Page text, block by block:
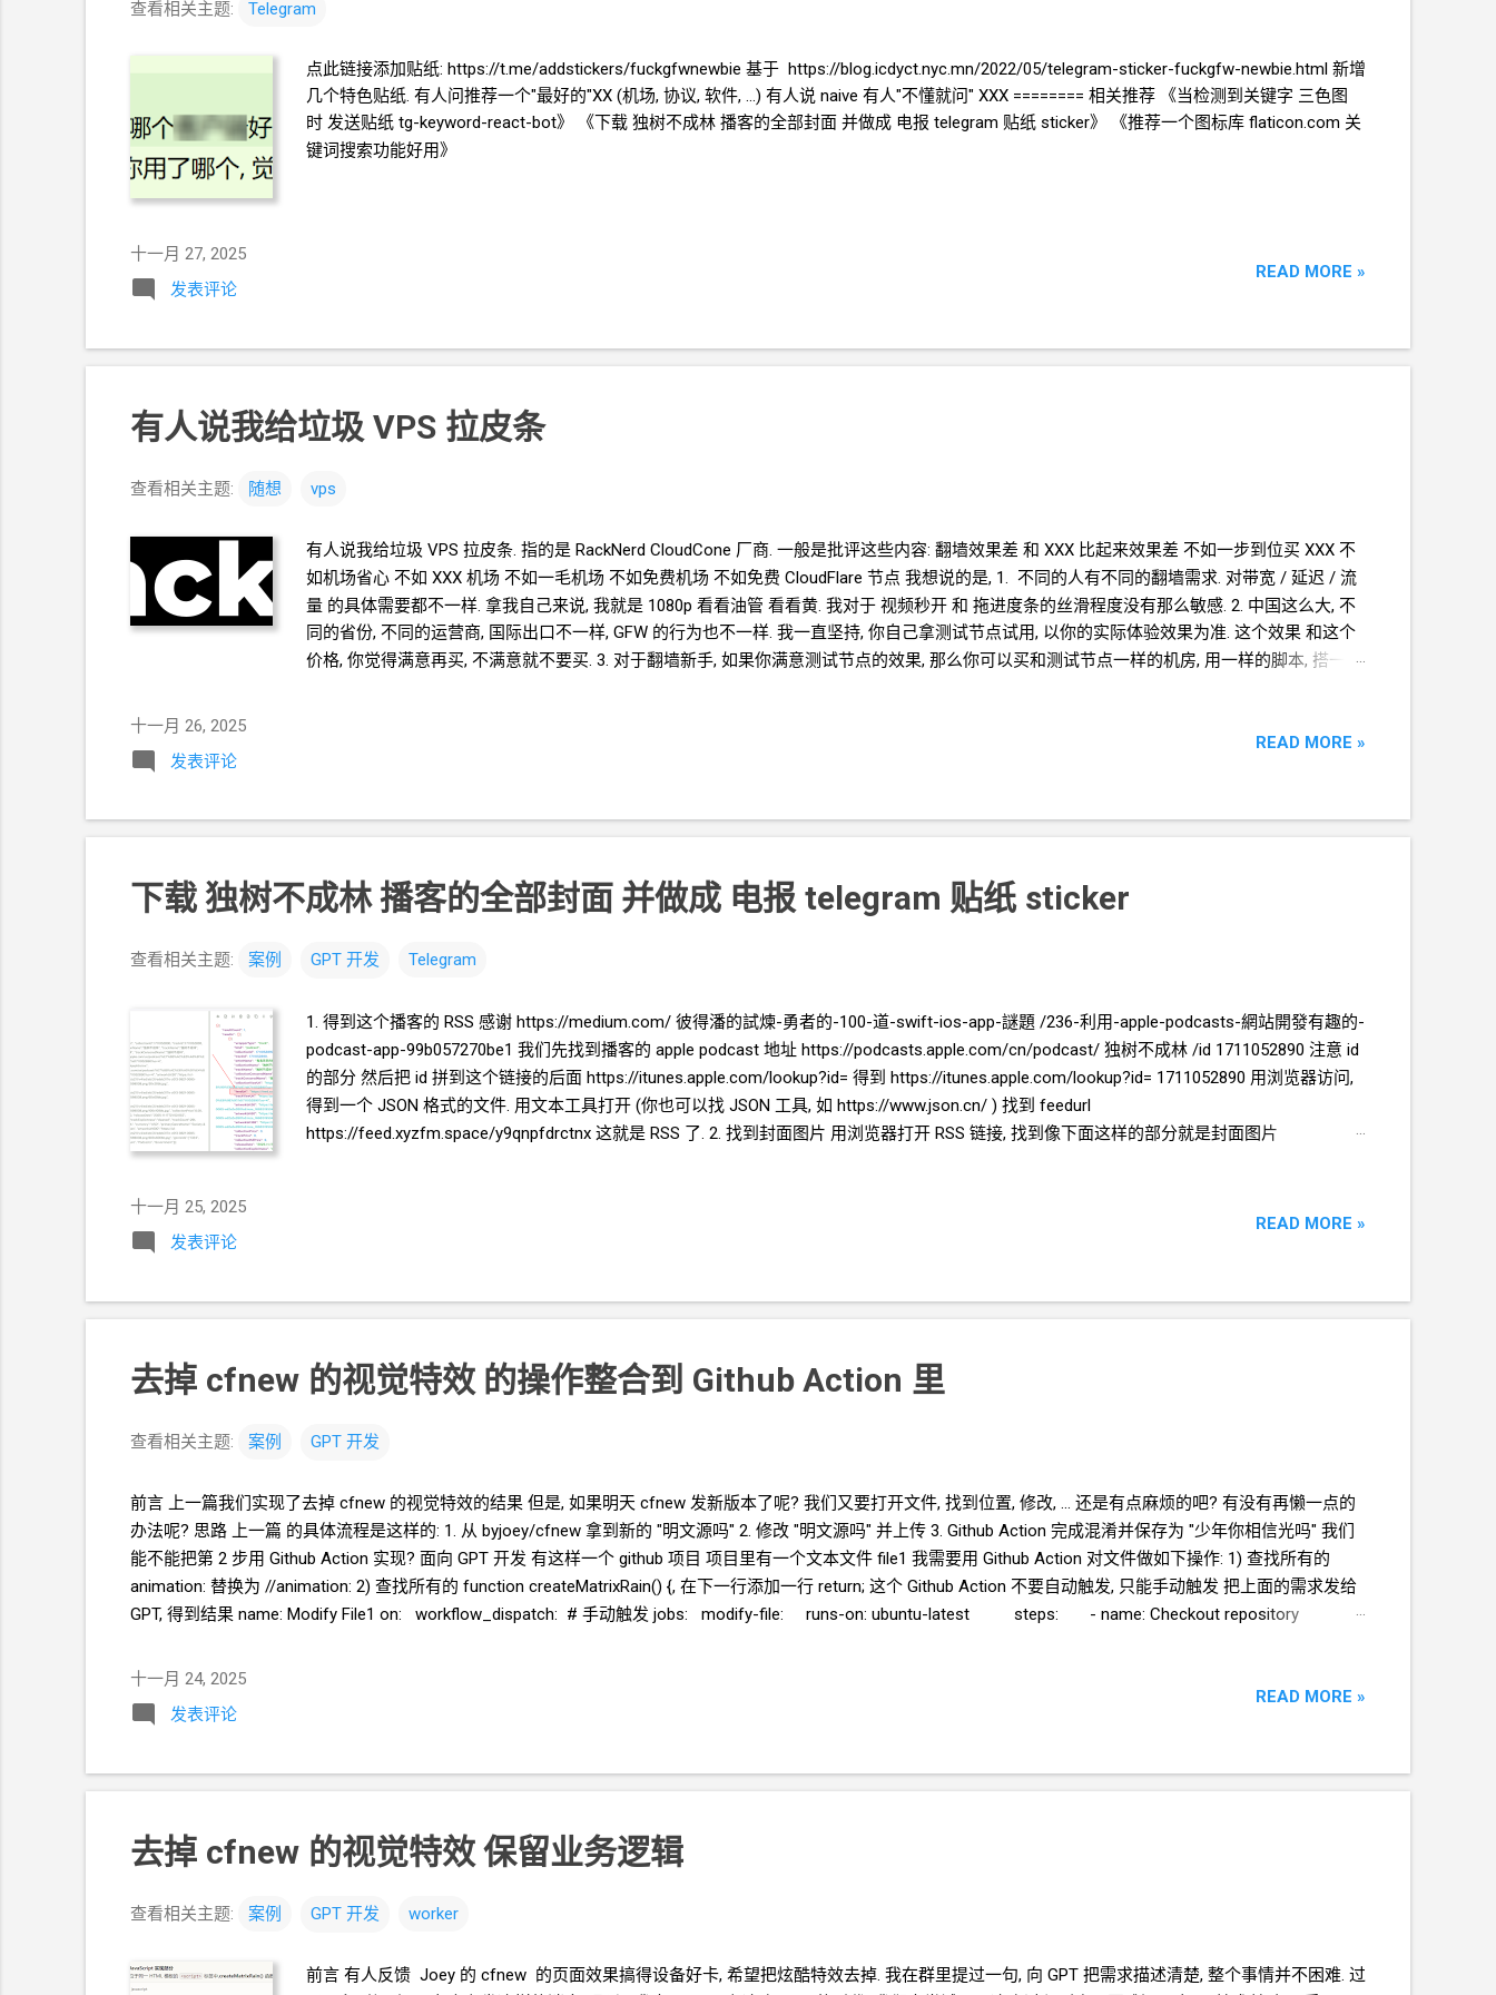
查看相关主题: Telegram
点此链接添加贴纸: https://t.me/addstickers/fuckgfwnewbie 基于 https://blog.icdyct.nyc.mn/2022/05/telegram-sticker-fuckgfw-newbie.html 新增
几个特色贴纸. 有人问推荐一个"最好的"XX (机场, 协议, 软件, ...) 有人说 naive 有人"不懂就问" XXX ======== 相关推荐 《当检测到关键字 三色图
时 发送贴纸 tg-keyword-react-bot》 《下载 独树不成林 播客的全部封面 并做成 电报 telegram 贴纸 sticker》 《推荐一个图标库 flaticon.com 关
键词搜索功能好用》
十一月 27, 2025
发表评论
READ MORE »
有人说我给垃圾 VPS 拉皮条
查看相关主题: 随想 vps
有人说我给垃圾 VPS 拉皮条. 指的是 RackNerd CloudCone 厂商. 一般是批评这些内容: 翻墙效果差 和 XXX 比起来效果差 不如一步到位买 XXX 不
如机场省心 不如 XXX 机场 不如一毛机场 不如免费机场 不如免费 CloudFlare 节点 我想说的是, 1. 不同的人有不同的翻墙需求. 对带宽 / 延迟 / 流
量 的具体需要都不一样. 拿我自己来说, 我就是 1080p 看看油管 看看黄. 我对于 视频秒开 和 拖进度条的丝滑程度没有那么敏感. 2. 中国这么大, 不
同的省份, 不同的运营商, 国际出口不一样, GFW 的行为也不一样. 我一直坚持, 你自己拿测试节点试用, 以你的实际体验效果为准. 这个效果 和这个
价格, 你觉得满意再买, 不满意就不要买. 3. 对于翻墙新手, 如果你满意测试节点的效果, 那么你可以买和测试节点一样的机房, 用一样的脚本, 搭一样
和用机场, 是完全不同的消费观念和使用习惯. 一方面, 如果在墙外平台上有账号, 会希望有一
呀, ... 除了那些只是探讨技术的 Geeker 以外, 我觉得对于大多数人来说, 这本质上是一个金钱和时间的平衡决策, 看你愿意花 多少钱-多少时间 罢了.
梯子 年付 $21.99 1G 端口 3T 流量 20G 存储 1GB 内存》 《Clou...
十一月 26, 2025
发表评论
READ MORE »
下载 独树不成林 播客的全部封面 并做成 电报 telegram 贴纸 sticker
查看相关主题: 案例 GPT 开发 Telegram
1. 得到这个播客的 RSS 感谢 https://medium.com/ 彼得潘的試煉-勇者的-100-道-swift-ios-app-謎題 /236-利用-apple-podcasts-網站開發有趣的-
podcast-app-99b057270be1 我们先找到播客的 apple podcast 地址 https://podcasts.apple.com/cn/podcast/ 独树不成林 /id 1711052890 注意 id
的部分 然后把 id 拼到这个链接的后面 https://itunes.apple.com/lookup?id= 得到 https://itunes.apple.com/lookup?id= 1711052890 用浏览器访问,
得到一个 JSON 格式的文件. 用文本工具打开 (你也可以找 JSON 工具, 如 https://www.json.cn/ ) 找到 feedurl
https://feed.xyzfm.space/y9qnpfdrctnx 这就是 RSS 了. 2. 找到封面图片 用浏览器打开 RSS 链接, 找到像下面这样的部分就是封面图片
列出所有封面图片的地址. 可手工编辑 添加或删除 4) 显示 3) 中的地址对应的图片 举例: https://feed.xyzfm.space/y9qnpfdrctnx 是一个 podcast
https://image.xyzcdn.net/Fgd_z5yexkQF_GB0LF4X...
十一月 25, 2025
发表评论
READ MORE »
去掉 cfnew 的视觉特效 的操作整合到 Github Action 里
查看相关主题: 案例 GPT 开发
前言 上一篇我们实现了去掉 cfnew 的视觉特效的结果 但是, 如果明天 cfnew 发新版本了呢? 我们又要打开文件, 找到位置, 修改, ... 还是有点麻烦的吧? 有没有再懒一点的
办法呢? 思路 上一篇 的具体流程是这样的: 1. 从 byjoey/cfnew 拿到新的 "明文源吗" 2. 修改 "明文源吗" 并上传 3. Github Action 完成混淆并保存为 "少年你相信光吗" 我们
能不能把第 2 步用 Github Action 实现? 面向 GPT 开发 有这样一个 github 项目 项目里有一个文本文件 file1 我需要用 Github Action 对文件做如下操作: 1) 查找所有的
animation: 替换为 //animation: 2) 查找所有的 function createMatrixRain() {, 在下一行添加一行 return; 这个 Github Action 不要自动触发, 只能手动触发 把上面的需求发给
GPT, 得到结果 name: Modify File1 on: workflow_dispatch: # 手动触发 jobs: modify-file: runs-on: ubuntu-latest steps: - name: Checkout repository
十一月 24, 2025
发表评论
READ MORE »
去掉 cfnew 的视觉特效 保留业务逻辑
查看相关主题: 案例 GPT 开发 worker
前言 有人反馈 Joey 的 cfnew 的页面效果搞得设备好卡, 希望把炫酷特效去掉. 我在群里提过一句, 向 GPT 把需求描述清楚, 整个事情并不困难. 过